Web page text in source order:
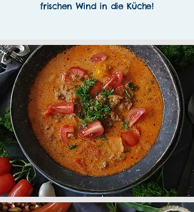
frischen Wind in die Küche!